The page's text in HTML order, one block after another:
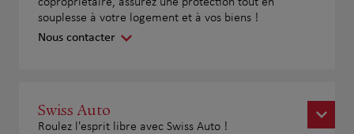
souplesse à votre logement et à vos biens !
Nous contacter
Swiss Auto
Roulez l'esprit libre avec Swiss Auto !